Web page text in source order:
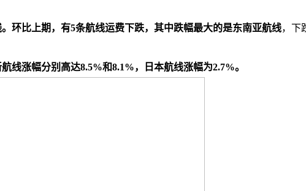
环比上期，有5条航线运费下跌，其中跌幅最大的是东南亚航线，下
线涨幅分别高达8.5%和8.1%，日本航线涨幅为2.7%。